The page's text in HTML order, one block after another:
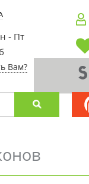
- Пт
Вам?